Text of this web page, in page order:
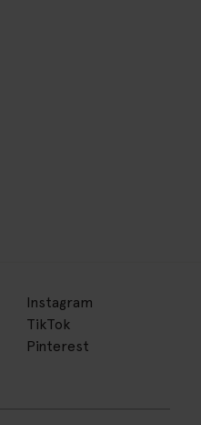
Instagram
TikTok
Pinterest